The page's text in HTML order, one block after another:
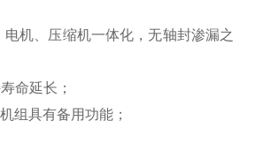
电机、压缩机一体化，无轴封渗漏之
命延长；
组具有备用功能；